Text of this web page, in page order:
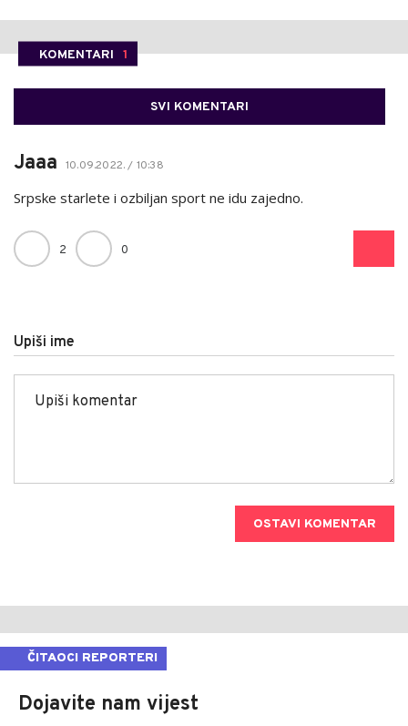
KOMENTARI 1
SVI KOMENTARI
Jaaa 10.09.2022. / 10:38
Srpske starlete i ozbiljan sport ne idu zajedno.
2 0
Upiši ime
OSTAVI KOMENTAR
ČITAOCI REPORTERI
Dojavite nam vijest